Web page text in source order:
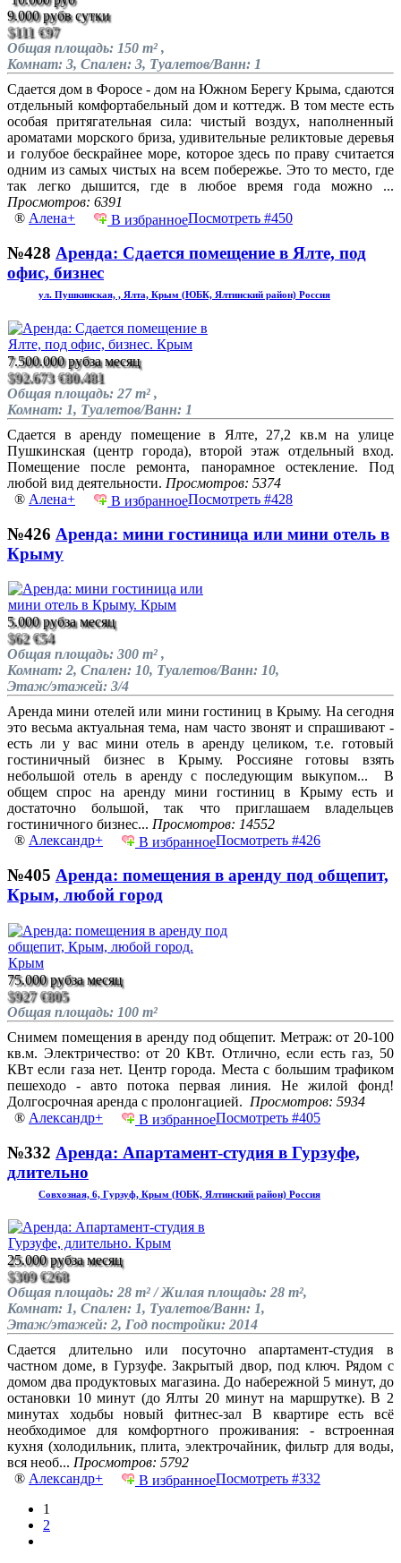
9.000 рубв сутки
$111 €97
Общая площадь: 150 m² ,
Комнат: 3, Спален: 3, Туалетов/Ванн: 1
Сдается дом в Форосе - дом на Южном Берегу Крыма, сдаются
отдельный комфортабельный дом и коттедж. В том месте есть
особая притягательная сила: чистый воздух, наполненный
ароматами морского бриза, удивительные реликтовые деревья
и голубое бескрайнее море, которое здесь по праву считается
одним из самых чистых на всем побережье. Это то место, где
так легко дышится, где в любое время года можно ...
Просмотров: 6391
® Алена+ В избранноеПосмотреть #450
№428 Аренда: Сдается помещение в Ялте, под
офис, бизнес
ул. Пушкинская, , Ялта, Крым (ЮБК, Ялтинский район) Россия
7.500.000 рубза месяц
$92.673 €80.481
Общая площадь: 27 m² ,
Комнат: 1, Туалетов/Ванн: 1
Сдается в аренду помещение в Ялте, 27,2 кв.м на улице
Пушкинская (центр города), второй этаж отдельный вход.
Помещение после ремонта, панорамное остекление. Под
любой вид деятельности. Просмотров: 5374
® Алена+ В избранноеПосмотреть #428
№426 Аренда: мини гостиница или мини отель в
Крыму
5.000 рубза месяц
$62 €54
Общая площадь: 300 m² ,
Комнат: 2, Спален: 10, Туалетов/Ванн: 10,
Этаж/этажей: 3/4
Аренда мини отелей или мини гостиниц в Крыму. На сегодня
это весьма актуальная тема, нам часто звонят и спрашивают -
есть ли у вас мини отель в аренду целиком, т.е. готовый
гостиничный бизнес в Крыму. Россияне готовы взять
небольшой отель в аренду с последующим выкупом... В
общем спрос на аренду мини гостиниц в Крыму есть и
достаточно большой, так что приглашаем владельцев
гостиничного бизнес... Просмотров: 14552
® Александр+ В избранноеПосмотреть #426
№405 Аренда: помещения в аренду под общепит,
Крым, любой город
75.000 рубза месяц
$927 €805
Общая площадь: 100 m²
Снимем помещения в аренду под общепит. Метраж: от 20-100
кв.м. Электричество: от 20 КВт. Отлично, если есть газ, 50
КВт если газа нет. Центр города. Места с большим трафиком
пешеходо - авто потока первая линия. Не жилой фонд!
Долгосрочная аренда с пролонгацией. Просмотров: 5934
® Александр+ В избранноеПосмотреть #405
№332 Аренда: Апартамент-студия в Гурзуфе,
длительно
Совхозная, 6, Гурзуф, Крым (ЮБК, Ялтинский район) Россия
25.000 рубза месяц
$309 €268
Общая площадь: 28 m² / Жилая площадь: 28 m²,
Комнат: 1, Спален: 1, Туалетов/Ванн: 1,
Этаж/этажей: 2, Год постройки: 2014
Сдается длительно или посуточно апартамент-студия в
частном доме, в Гурзуфе. Закрытый двор, под ключ. Рядом с
домом два продуктовых магазина. До набережной 5 минут, до
остановки 10 минут (до Ялты 20 минут на маршрутке). В 2
минутах ходьбы новый фитнес-зал В квартире есть всё
необходимое для комфортного проживания: - встроенная
кухня (холодильник, плита, электрочайник, фильтр для воды,
вся необ... Просмотров: 5792
® Александр+ В избранноеПосмотреть #332
1
2